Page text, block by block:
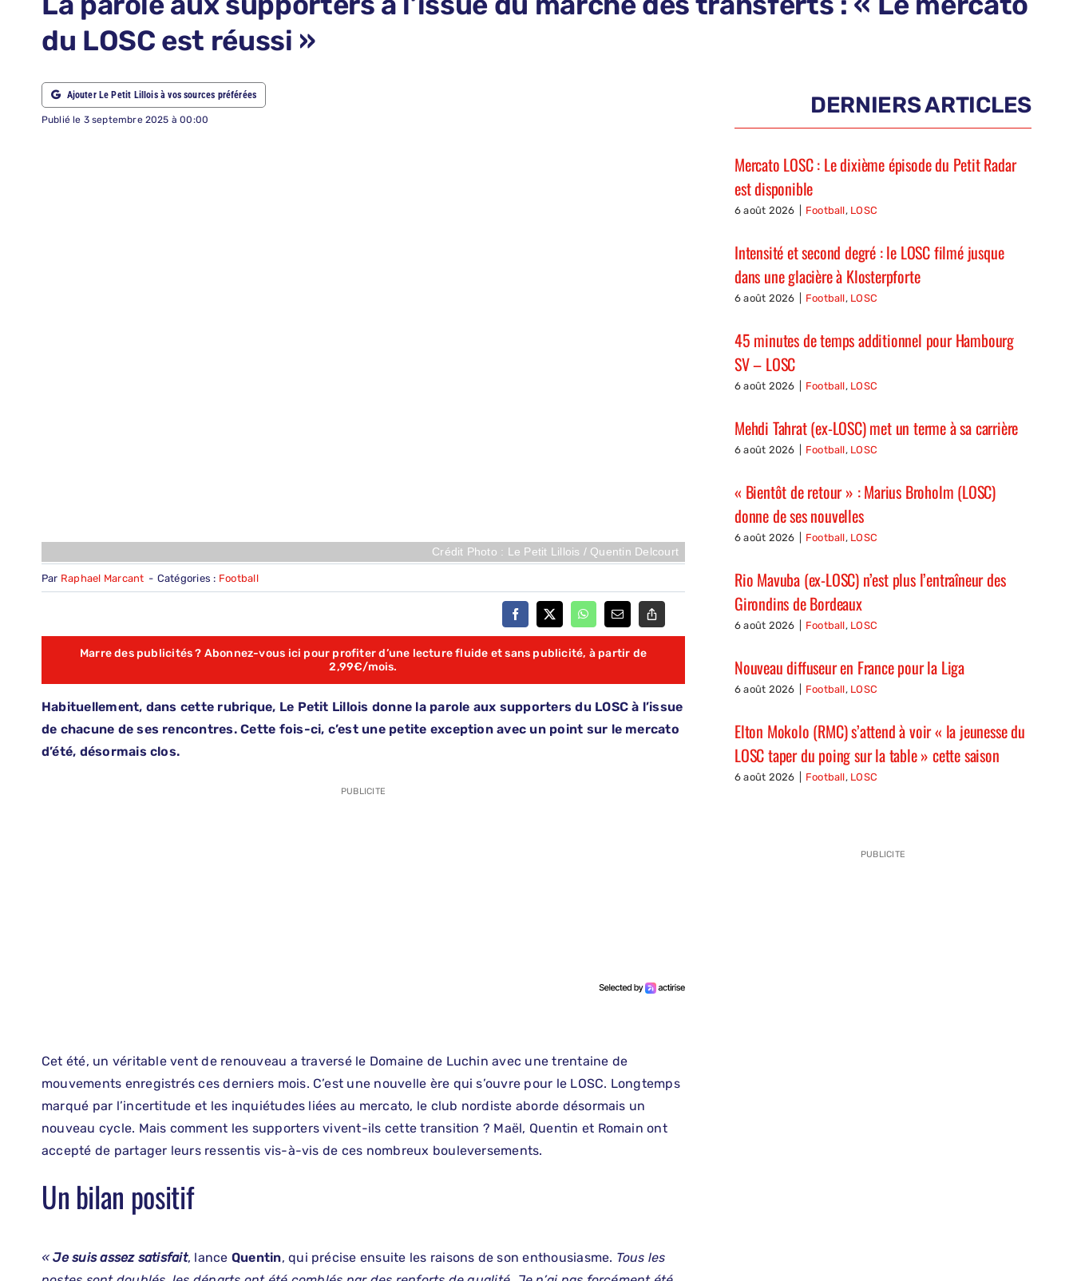
ABONNEMENTS
du LOSC est réussi »
Ajouter Le Petit Lillois à vos sources préférées
Publié le 3 septembre 2025 à 00:00
Crédit Photo : Le Petit Lillois / Quentin Delcourt
Par Raphael Marcant - Catégories : Football
Marre des publicités ? Abonnez-vous ici pour profiter d’une lecture fluide et sans publicité, à partir de
2,99€/mois.
Habituellement, dans cette rubrique, Le Petit Lillois donne la parole aux supporters du LOSC à l’issue
de chacune de ses rencontres. Cette fois-ci, c’est une petite exception avec un point sur le mercato
d’été, désormais clos.
PUBLICITE
Cet été, un véritable vent de renouveau a traversé le Domaine de Luchin avec une trentaine de
mouvements enregistrés ces derniers mois. C’est une nouvelle ère qui s’ouvre pour le LOSC. Longtemps
marqué par l’incertitude et les inquiétudes liées au mercato, le club nordiste aborde désormais un
nouveau cycle. Mais comment les supporters vivent-ils cette transition ? Maël, Quentin et Romain ont
accepté de partager leurs ressentis vis-à-vis de ces nombreux bouleversements.
Un bilan positif
«Je suis assez satisfait, lance Quentin, qui précise ensuite les raisons de son enthousiasme. Tous les
DERNIERS ARTICLES
Mercato LOSC : Le dixième épisode du Petit Radar
est disponible
6 août 2026 Football, LOSC
Intensité et second degré : le LOSC filmé jusque
dans une glacière à Klosterpforte
6 août 2026 Football, LOSC
45 minutes de temps additionnel pour Hambourg
SV – LOSC
6 août 2026 Football, LOSC
Mehdi Tahrat (ex-LOSC) met un terme à sa carrière
6 août 2026 Football, LOSC
« Bientôt de retour » : Marius Broholm (LOSC)
donne de ses nouvelles
6 août 2026 Football, LOSC
Rio Mavuba (ex-LOSC) n’est plus l’entraîneur des
Girondins de Bordeaux
6 août 2026 Football, LOSC
Nouveau diffuseur en France pour la Liga
6 août 2026 Football, LOSC
Elton Mokolo (RMC) s’attend à voir « la jeunesse du
LOSC taper du poing sur la table » cette saison
6 août 2026 Football, LOSC
PUBLICITE